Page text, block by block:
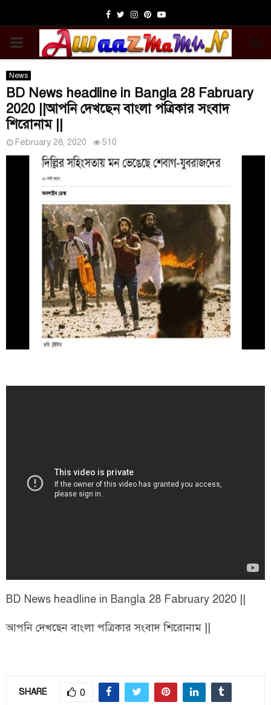
Facebook
TwitterInstagram
Pinterest
Youtube
PRIMARY
MENU
News
BD News headline in Bangla 28 Fabruary
2020 ||আপনি দেখছেন বাংলা পত্রিকার সংবাদ
শিরোনাম ||
February 28, 2020 510
BD News headline in Bangla 28 Fabruary 2020 ||
আপনি দেখছেন বাংলা পত্রিকার সংবাদ শিরোনাম ||
SHARE 0